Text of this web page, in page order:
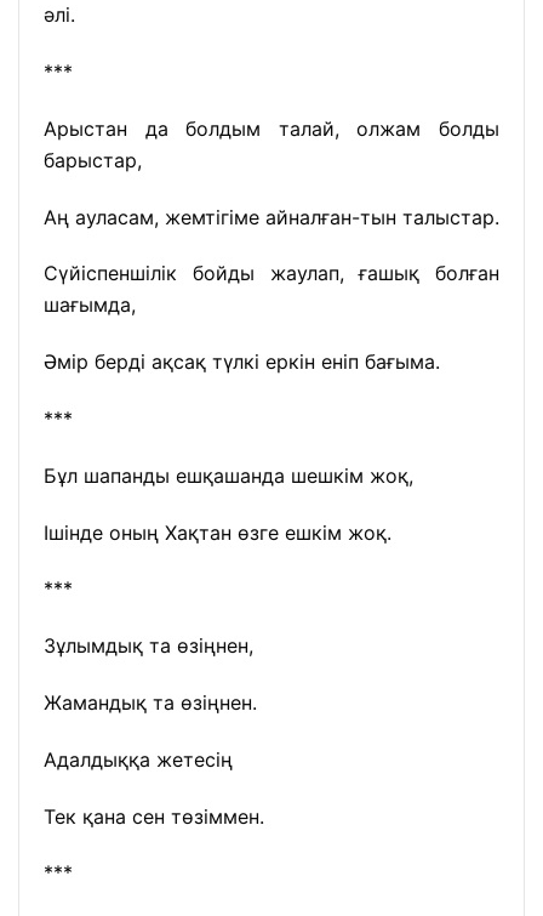
әлі.
***
Арыстан да болдым талай, олжам болды
барыстар,
Аң ауласам, жемтігіме айналған-тын талыстар.
Сүйіспеншілік бойды жаулап, ғашық болған
шағымда,
Әмір берді ақсақ түлкі еркін еніп бағыма.
***
Бұл шапанды ешқашанда шешкім жоқ,
Ішінде оның Хақтан өзге ешкім жоқ.
***
Зұлымдық та өзіңнен,
Жамандық та өзіңнен.
Адалдыққа жетесің
Тек қана сен төзіммен.
***